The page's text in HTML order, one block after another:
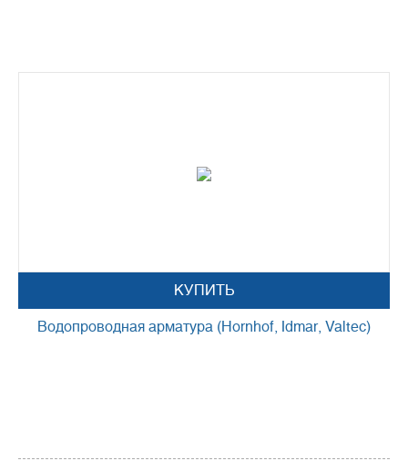
КУПИТЬ
Водопроводная арматура (Hornhof, Idmar, Valtec)